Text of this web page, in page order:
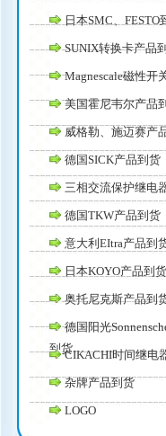
日本SMC、FESTO
SUNIX转换卡产品
Magnescale磁性开
美国霍尼韦尔产品
威格勒、施迈赛产
德国SICK产品到货
三相交流保护继电
德国TKW产品到货
意大利EItra产品到
日本KOYO产品到货
奥托尼克斯产品到
德国阳光
到货CIKACHI时间继电
杂牌产品到货
LOGO